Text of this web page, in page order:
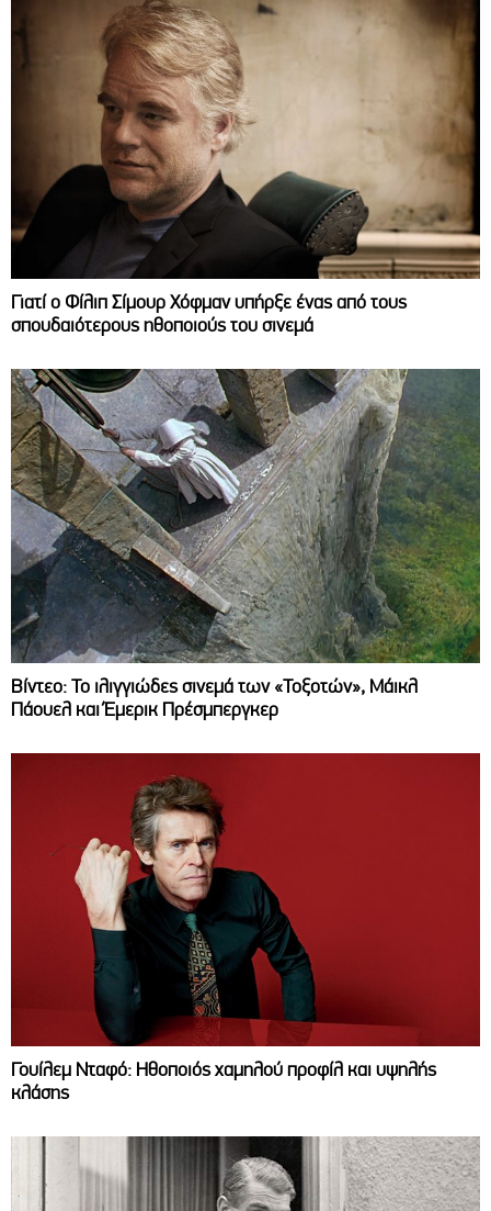
Γιατί ο Φίλιπ Σίμουρ Χόφμαν υπήρξε ένας από τους
σπουδαιότερους ηθοποιούς του σινεμά
Βίντεο: Το ιλιγγιώδες σινεμά των «Τοξοτών», Μάικλ
Πάουελ και Έμερικ Πρέσμπεργκερ
Γουίλεμ Νταφό: Ηθοποιός χαμηλού προφίλ και υψηλής
κλάσης